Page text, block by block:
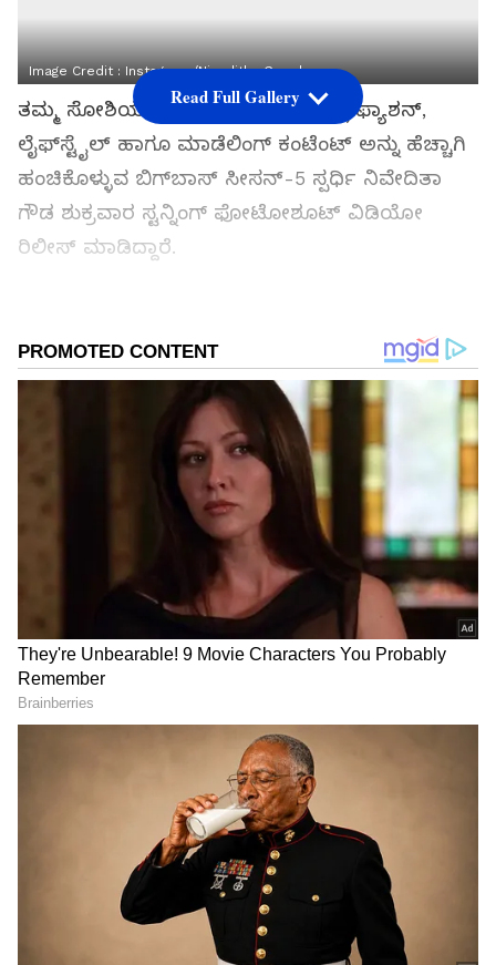
Image Credit : Instagram./niveditha Gowda
ತಮ್ಮ ಸೋಶಿಯಲ್‌ ಮೀಡಿಯಾ ಖಾತೆಗಳಲ್ಲಿ ಫ್ಯಾಶನ್‌,
ಲೈಫ್‌ಸ್ಟೈಲ್‌ ಹಾಗೂ ಮಾಡೆಲಿಂಗ್‌ ಕಂಟೆಂಟ್‌ ಅನ್ನು ಹೆಚ್ಚಾಗಿ
ಹಂಚಿಕೊಳ್ಳುವ ಬಿಗ್‌ಬಾಸ್‌ ಸೀಸನ್‌-5 ಸ್ಪರ್ಧಿ ನಿವೇದಿತಾ
ಗೌಡ ಶುಕ್ರವಾರ ಸ್ಟನ್ನಿಂಗ್‌ ಫೋಟೋಶೂಟ್‌ ವಿಡಿಯೋ
ರಿಲೀಸ್‌ ಮಾಡಿದ್ದಾರೆ.
Instagram./niveditha Gowda
Read Full Gallery